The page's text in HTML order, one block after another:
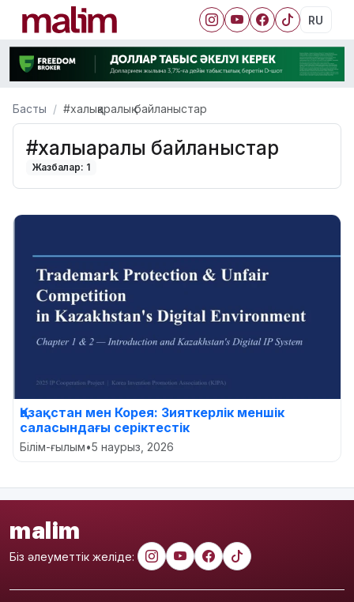
RU
Басты #халықаралық байланыстар
#халықаралық байланыстар
Жазбалар: 1
Қазақстан мен Корея: Зияткерлік меншік
саласындағы серіктестік
Білім-ғылым•5 наурыз, 2026
malim
Біз әлеуметтік желіде: